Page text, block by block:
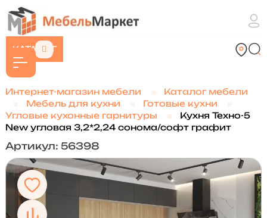
КАТАЛОГ
Интернет-магазин мебели
Каталог мебели
Мебель для кухни
Готовые кухни
Угловые кухонные гарнитуры
Кухня Техно-5
New угловая 3,2*2,24 сонома/софт графит
Артикул: 56398